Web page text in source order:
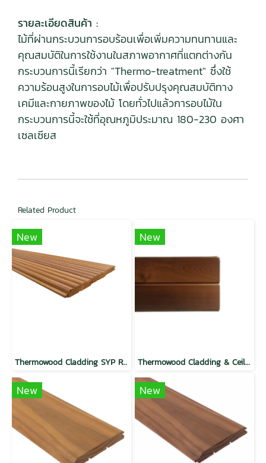
รายละเอียดสินค้า :
ไม้ที่ผ่านกระบวนการอบร้อนเพื่อเพิ่มความทนทานและ
คุณสมบัติในการใช้งานในสภาพอากาศที่แตกต่างกัน
กระบวนการนี้เรียกว่า "Thermo-treatment" ซึ่งใช้
ความร้อนสูงในการอบไม้เพื่อปรับปรุงคุณสมบัติทาง
เคมีและกายภาพของไม้ โดยทั่วไปแล้วการอบไม้ใน
กระบวนการนี้จะใช้ที่อุณหภูมิประมาณ 180-230 องศา
เซลเซียส
Related Product
New
Thermowood Cladding SYP Round Wave Butterscotch
New
Thermowood Cladding & Ceilling SYP Flat TG Mocha
New New